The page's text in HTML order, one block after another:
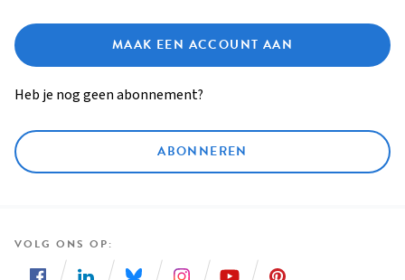
MAAK EEN ACCOUNT AAN
Heb je nog geen abonnement?
ABONNEREN
VOLG ONS OP